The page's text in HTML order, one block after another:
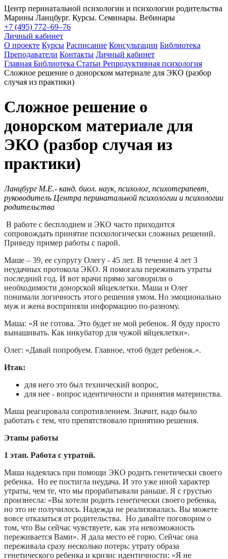
Центр перинатальной психологии и психологии родительства
Марины Ланцбург. Курсы. Семинары. Вебинары
+7 (495) 772–69–76
Личный кабинет
О проекте Курсы Расписание Консультации Библиотека
Преподаватели Контакты Личный кабинет
Главная Библиотека Статьи Репродуктивная психология
Сложное решение о донорском материале для ЭКО (разбор
случая из практики)
Сложное решение о
донорском материале для
ЭКО (разбор случая из
практики)
Ланцбург М.Е.- канд. биол. наук, психолог, психотерапевт,
руководитель Центра перинатальной психологии и психологии
родительства
В работе с бесплодием и ЭКО часто приходится
сопровождать принятие психологически сложных решений.
Приведу пример работы с парой.
Маше – 39, ее супругу Олегу - 45 лет. В течение 4 лет 3
неудачных протокола ЭКО. Я помогала переживать утраты
последний год. И вот врачи прямо заговорили о
необходимости донорской яйцеклетки. Маша и Олег
понимали логичность этого решения умом. Но эмоционально
муж и жена восприняли информацию по-разному.
Маша: «Я не готова. Это будет не мой ребенок. Я буду просто
вынашивать. Как инкубатор для чужой яйцеклетки».
Олег: «Давай попробуем. Главное, чтоб будет ребенок.».
Итак:
для него это был технический вопрос,
для нее - вопрос идентичности и принятия материнства.
Маша реагировала сопротивлением. Значит, надо было
работать с тем, что препятствовало принятию решения.
Этапы работы
1 этап. Работа с утратой.
Маша надеялась при помощи ЭКО родить генетически своего
ребенка. Но ее постигла неудача. И это уже иной характер
утраты, чем те, что мы прорабатывали раньше. Я с грустью
произнесла: «Вы хотели родить генетически своего ребенка,
но это не получилось. Надежда не реализовалась. Вы можете
вовсе отказаться от родительства. Но давайте поговорим о
том, что Вы сейчас чувствуете, как эта невозможность
переживается Вами». Я дала место её горю. Сейчас она
переживала сразу несколько потерь: утрату образа
генетического ребенка и кризис идентичности: «Я не